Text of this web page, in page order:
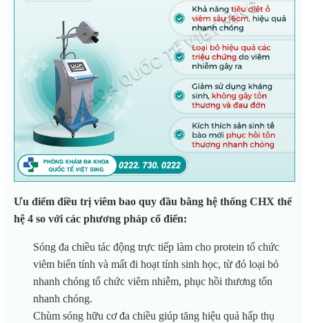
Ưu điểm điều trị viêm bao quy đầu bằng hệ thống CHX thế
hệ 4 so với các phương pháp cổ điển:
Sóng đa chiều tác động trực tiếp làm cho protein tổ chức
viêm biến tính và mất đi hoạt tính sinh học, từ đó loại bỏ
nhanh chóng tổ chức viêm nhiễm, phục hồi thương tổn
nhanh chóng.
Chùm sóng hữu cơ đa chiều giúp tăng hiệu quả hấp thụ